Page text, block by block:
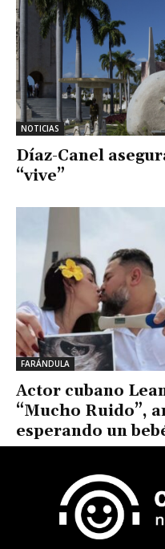
NOTICIAS
Díaz-Canel
“vive”
FARÁNDULA
Actor cubano
“Mucho Ruido”,
esperando un